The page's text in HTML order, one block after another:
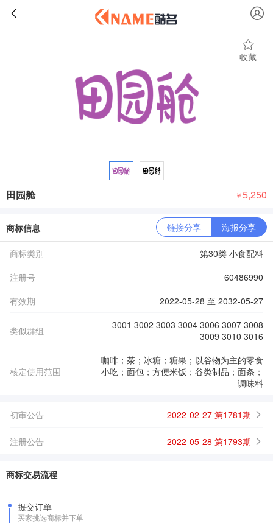
收藏
田园舱 ￥5,250
商标信息 链接分享 海报分享
商标类别
第30类 小食配料
注册号
60486990
有效期
2022-05-28 至 2032-05-27
类似群组
3001 3002 3003 3004 3006 3007 3008
3009 3010 3016
核定使用范围
咖啡；茶；冰糖；糖果；以谷物为主的零食
小吃；面包；方便米饭；谷类制品；面条；
调味料
初审公告 2022-02-27 第1781期
注册公告 2022-05-28 第1793期
商标交易流程
提交订单
买家挑选商标并下单